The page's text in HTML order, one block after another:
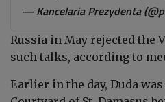
— Kancelaria Prezydenta
Russia in May rejected the
such talks, according to
Earlier in the day, Duda